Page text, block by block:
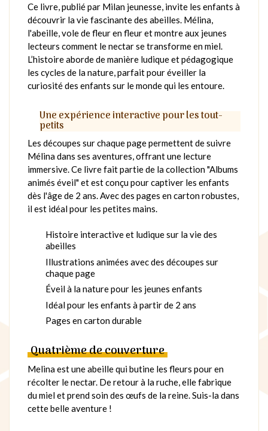
Ce livre, publié par Milan jeunesse, invite les enfants à
découvrir la vie fascinante des abeilles. Mélina,
l'abeille, vole de fleur en fleur et montre aux jeunes
lecteurs comment le nectar se transforme en miel.
L’histoire aborde de manière ludique et pédagogique
les cycles de la nature, parfait pour éveiller la
curiosité des enfants sur le monde qui les entoure.
Une expérience interactive pour les tout-
petits
Les découpes sur chaque page permettent de suivre
Mélina dans ses aventures, offrant une lecture
immersive. Ce livre fait partie de la collection "Albums
animés éveil" et est conçu pour captiver les enfants
dès l'âge de 2 ans. Avec des pages en carton robustes,
il est idéal pour les petites mains.
Histoire interactive et ludique sur la vie des
abeilles
Illustrations animées avec des découpes sur
chaque page
Éveil à la nature pour les jeunes enfants
Idéal pour les enfants à partir de 2 ans
Pages en carton durable
Quatrième de couverture
Melina est une abeille qui butine les fleurs pour en
récolter le nectar. De retour à la ruche, elle fabrique
du miel et prend soin des œufs de la reine. Suis-la dans
cette belle aventure !